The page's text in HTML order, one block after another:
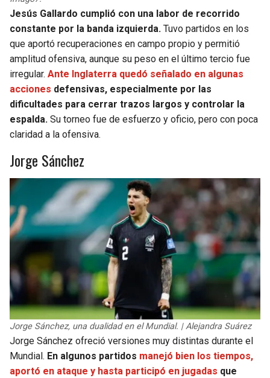
Jesús Gallardo cumplió con una labor de recorrido
constante por la banda izquierda. Tuvo partidos en los
que aportó recuperaciones en campo propio y permitió
amplitud ofensiva, aunque su peso en el último tercio fue
irregular. Ante Inglaterra quedó señalado en algunas
acciones defensivas, especialmente por las
dificultades para cerrar trazos largos y controlar la
espalda. Su torneo fue de esfuerzo y oficio, pero con poca
claridad a la ofensiva.
Jorge Sánchez
Jorge Sánchez, una dualidad en el Mundial. | Alejandra Suárez
Jorge Sánchez ofreció versiones muy distintas durante el
Mundial. En algunos partidos manejó bien los tiempos,
aportó en ataque y hasta participó en jugadas que